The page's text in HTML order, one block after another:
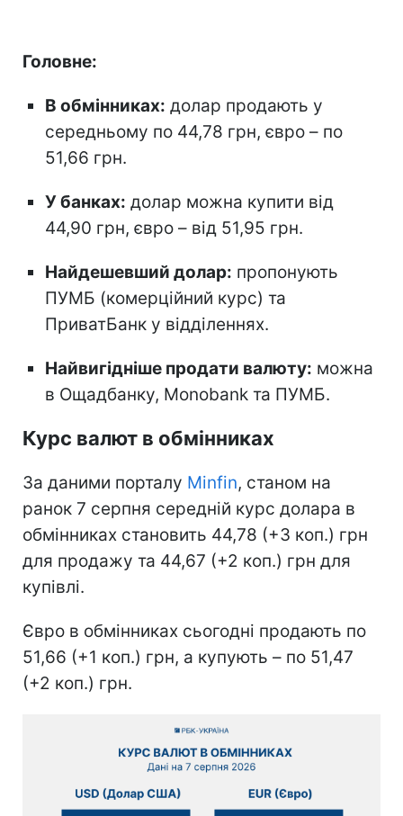
Головне:
В обмінниках: долар продають у
середньому по 44,78 грн, євро – по
51,66 грн.
У банках: долар можна купити від
44,90 грн, євро – від 51,95 грн.
Найдешевший долар: пропонують
ПУМБ (комерційний курс) та
ПриватБанк у відділеннях.
Найвигідніше продати валюту: можна
в Ощадбанку, Monobank та ПУМБ.
Курс валют в обмінниках
За даними порталу Minfin, станом на
ранок 7 серпня середній курс долара в
обмінниках становить 44,78 (+3 коп.) грн
для продажу та 44,67 (+2 коп.) грн для
купівлі.
Євро в обмінниках сьогодні продають по
51,66 (+1 коп.) грн, а купують – по 51,47
(+2 коп.) грн.